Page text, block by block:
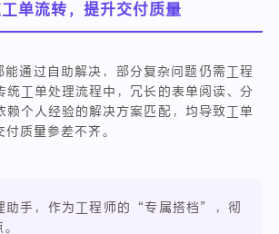
单流转，提升交付质量
能通过自助解决，部分复杂问题仍需工程
统工单处理流程中，冗长的表单阅读、分
赖个人经验的解决方案匹配，均导致工单
质量参差不齐。
助手，作为工程师的“专属搭档”，彻